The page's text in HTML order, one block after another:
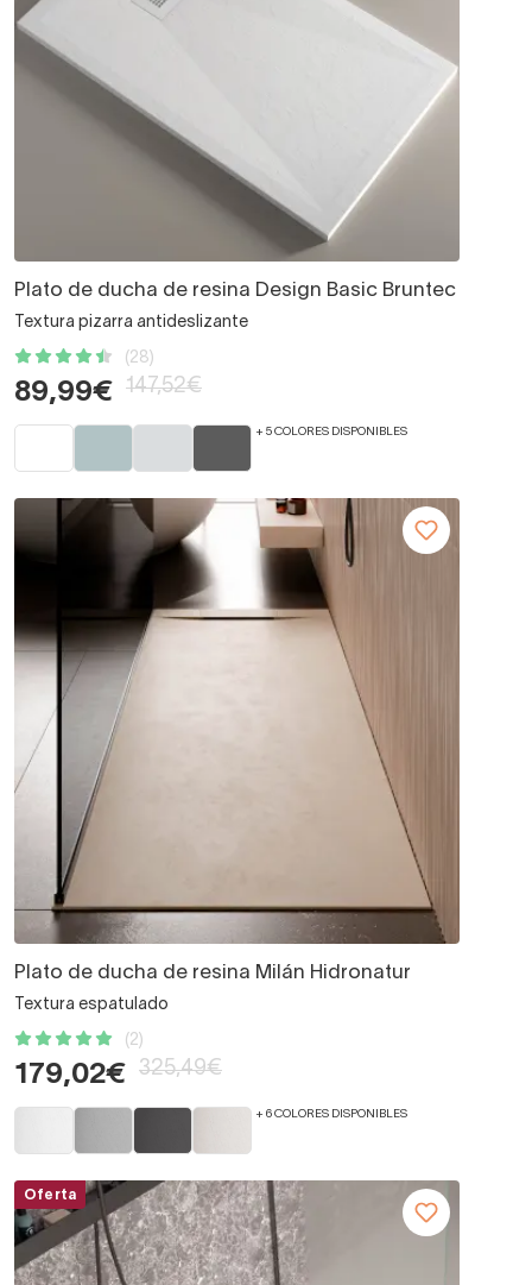
Plato de ducha de resina Design Basic Bruntec
Textura pizarra antideslizante
(28)
89,99€ 147,52€
+ 5 COLORES DISPONIBLES
Plato de ducha de resina Milán Hidronatur
Textura espatulado
(2)
179,02€ 325,49€
+ 6 COLORES DISPONIBLES
Oferta